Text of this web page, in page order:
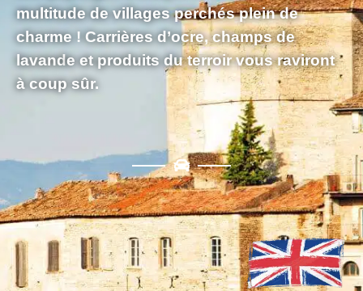
multitude devillages perchés plein de
charme !Carrières d’ocre, champs de
lavande etproduits du terroirvous raviront
à coup sûr.